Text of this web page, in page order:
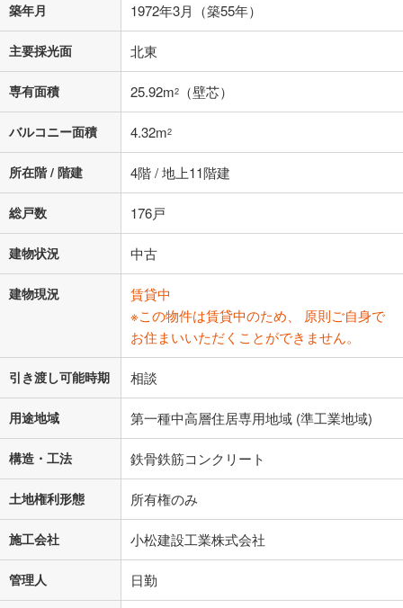
築年月 1972年3月（築55年）
主要採光面 北東
専有面積 25.92m2 （壁芯）
バルコニー面積 4.32m2
所在階 / 階建 4階 / 地上11階建
総戸数 176戸
建物状況 中古
建物現況
賃貸中
※この物件は賃貸中のため、 原則ご自身で
お住まいいただくことができません。
引き渡し可能時期 相談
用途地域 第一種中高層住居専用地域 (準工業地域)
構造・工法 鉄骨鉄筋コンクリート
土地権利形態 所有権のみ
施工会社 小松建設工業株式会社
管理人 日勤